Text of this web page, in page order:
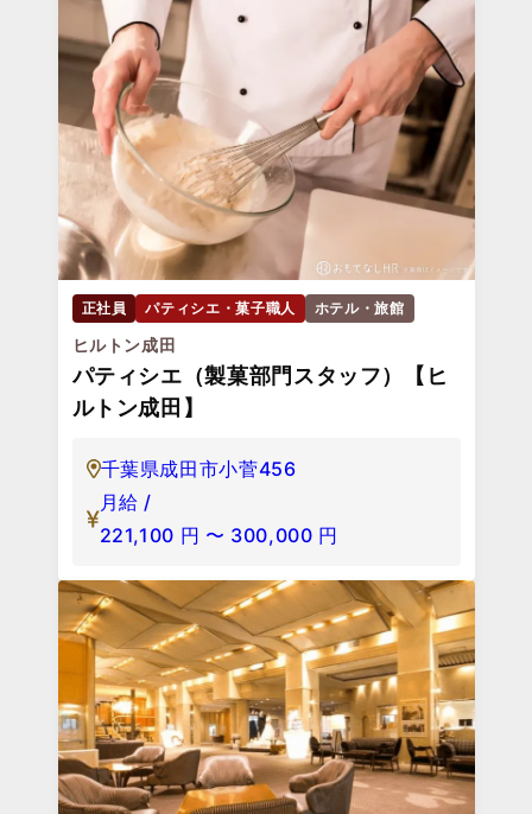
正社員 パティシエ・菓子職人 ホテル・旅館
ヒルトン成田
パティシエ（製菓部門スタッフ）【ヒ
ルトン成田】
千葉県成田市小菅456
月給 /
221,100 円 〜 300,000 円